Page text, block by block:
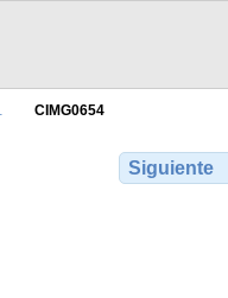
CIMG0654
Siguiente